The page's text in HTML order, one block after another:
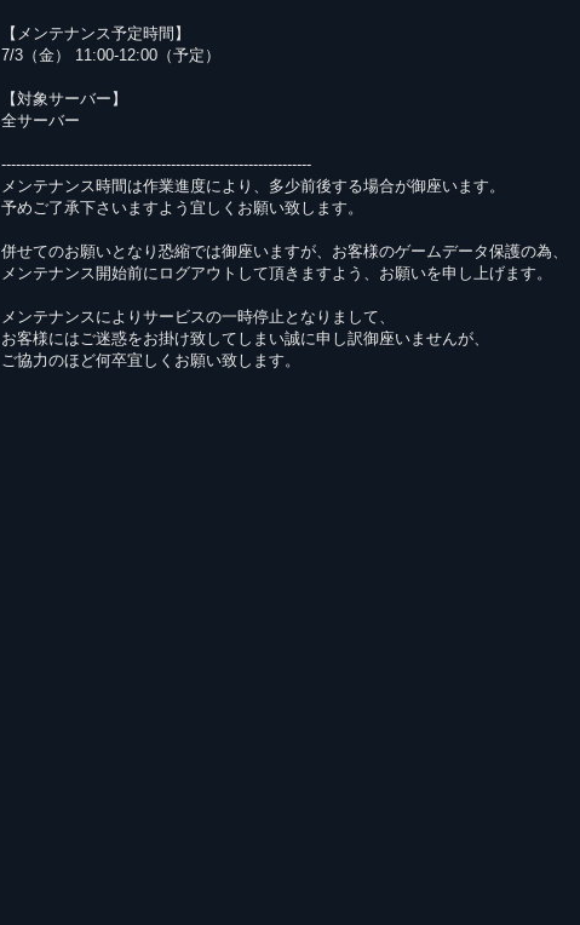
【メンテナンス予定時間】
7/3（金） 11:00-12:00（予定）
【対象サーバー】
全サーバー
----------------------------------------------------------------
メンテナンス時間は作業進度により、多少前後する場合が御座います。
予めご了承下さいますよう宜しくお願い致します。
併せてのお願いとなり恐縮では御座いますが、お客様のゲームデータ保護の為、
メンテナンス開始前にログアウトして頂きますよう、お願いを申し上げます。
メンテナンスによりサービスの一時停止となりまして、
お客様にはご迷惑をお掛け致してしまい誠に申し訳御座いませんが、
ご協力のほど何卒宜しくお願い致します。